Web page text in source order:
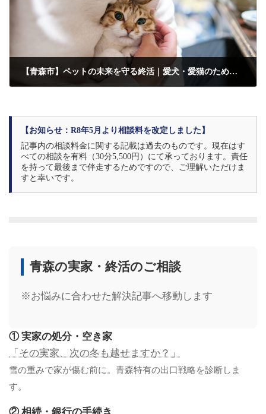
【青森市】ペットの未来を守る終活｜愛犬・愛猫のための死後事務相談
【お知らせ：R8年5月より相談料を改定しました】
記事内の相談料金に関する記載は過去のものです。現在はす
べての相談を有料（30分5,500円）にて承っております。責任
を持って最後まで伴走するためですので、ご理解いただけま
すと幸いです。
青森の実家・終活のご相談
※お悩みに合わせた解決記事へ移動します
① 実家の処分・空き家
「その実家、次の冬も越せますか？」
雪の重みで家が傷む前に。青森特有の出口戦略を診断しま
す。
② 相続・銀行の手続き